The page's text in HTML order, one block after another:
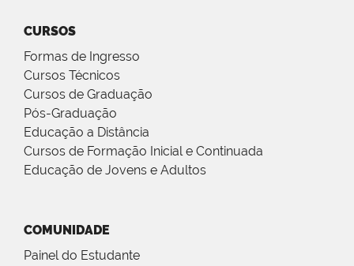
CURSOS
Formas de Ingresso
Cursos Técnicos
Cursos de Graduação
Pós-Graduação
Educação a Distância
Cursos de Formação Inicial e Continuada
Educação de Jovens e Adultos
COMUNIDADE
Painel do Estudante